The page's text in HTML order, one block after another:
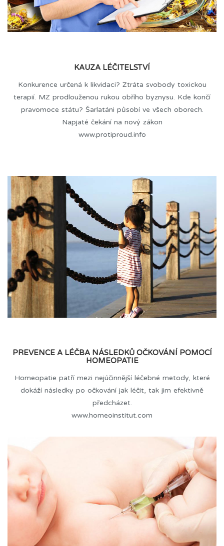
KAUZA LÉČITELSTVÍ
Konkurence určená k likvidaci? Ztráta svobody toxickou
terapií. MZ prodlouženou rukou obřího byznysu. Kde končí
pravomoce státu? Šarlatáni působí ve všech oborech.
Napjaté čekání na nový zákon
www.protiproud.info
PREVENCE A LÉČBA NÁSLEDKŮ OČKOVÁNÍ POMOCÍ
HOMEOPATIE
Homeopatie patří mezi nejúčinnější léčebné metody, které
dokáží následky po očkování jak léčit, tak jim efektivně
předcházet.
www.homeoinstitut.com